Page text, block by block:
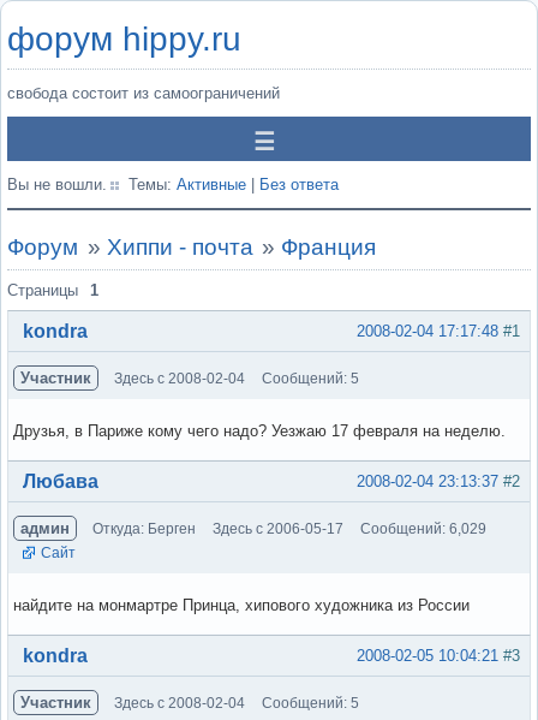
форум hippy.ru
свобода состоит из самоограничений
Вы не вошли. Темы: Активные Без ответа
Форум » Хиппи - почта » Франция
Страницы 1
#1
2008-02-04 17:17:48
kondra
Участник Здесь с 2008-02-04 Сообщений: 5
Друзья, в Париже кому чего надо? Уезжаю 17 февраля на неделю.
Вне форума #2
2008-02-04 23:13:37
Любава
админ Откуда: Берген Здесь с 2006-05-17
Сообщений: 6,029
Сайт
найдите на монмартре Принца, хипового художника из России
Вне форума #3
2008-02-05 10:04:21
kondra
Участник Здесь с 2008-02-04 Сообщений: 5